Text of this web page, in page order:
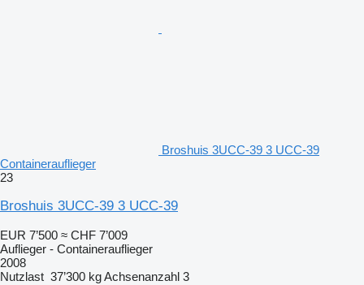
Broshuis 3UCC-39 3 UCC-39
Containerauflieger
23
Broshuis 3UCC-39 3 UCC-39
EUR 7’500 ≈ CHF 7’009
Auflieger - Containerauflieger
2008
Nutzlast 37’300 kgAchsenanzahl 3